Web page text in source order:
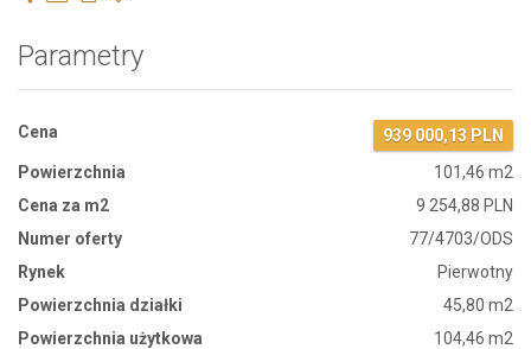
Parametry
Cena
939 000,13 PLN
Powierzchnia
101,46 m2
Cena za m2
9 254,88 PLN
Numer oferty
77/4703/ODS
Rynek
Pierwotny
Powierzchnia działki
45,80 m2
Powierzchnia użytkowa
104,46 m2